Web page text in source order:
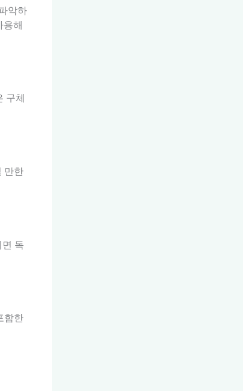
악하
용해
구체
만한
독
함한